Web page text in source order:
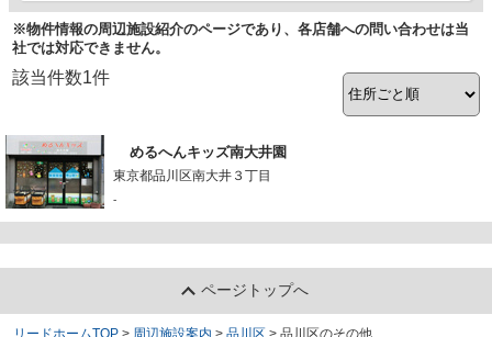
※物件情報の周辺施設紹介のページであり、各店舗への問い合わせは当
社では対応できません。
該当件数1件
めるへんキッズ南大井園
東京都品川区南大井３丁目
-
ページトップへ